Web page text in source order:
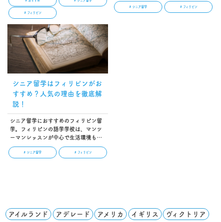
できるだけ留学費用を安くしたい、コ
スパの良い留学をしたい方は必見で
す。…
# フィリピン
す。この記事では、シニア留学の魅力
# シニア留学 # フィリピン
シニア留学はフィリピンがお
すすめ？人気の理由を徹底解
説！
シニア留学におすすめのフィリピン留
学。フィリピンの語学学校は、マンツ
ーマンレッスンが中心で生活環境も整
っており、安心して留学を楽しめま
す。この記事では、フィリピン留学が
# シニア留学 # フィリピン
アイルランド アデレード アメリカ イギリス ヴィクトリア